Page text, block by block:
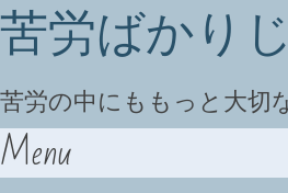
苦労ばかり
苦労の中にももっと大切
Menu